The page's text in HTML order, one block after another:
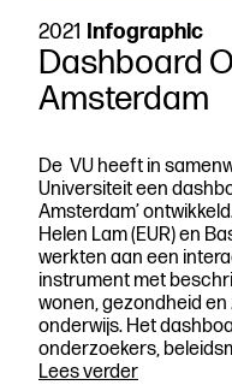
2021 Infographic
Dashboard
Amsterdam
De VU heeft in
Universiteit een
Amsterdam’
Helen Lam (EUR) en
werkten aan een
instrument met
wonen, gezondheid en
onderwijs. Het
onderzoekers,
Lees verderDashboard